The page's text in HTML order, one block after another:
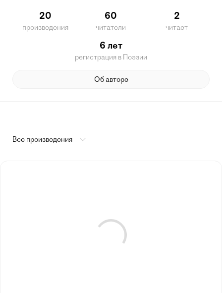
20
произведения
60
читатели
2
читает
6 лет
регистрация в Поэзии
Об авторе
Все произведения